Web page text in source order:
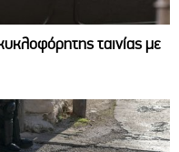
ταινίας με